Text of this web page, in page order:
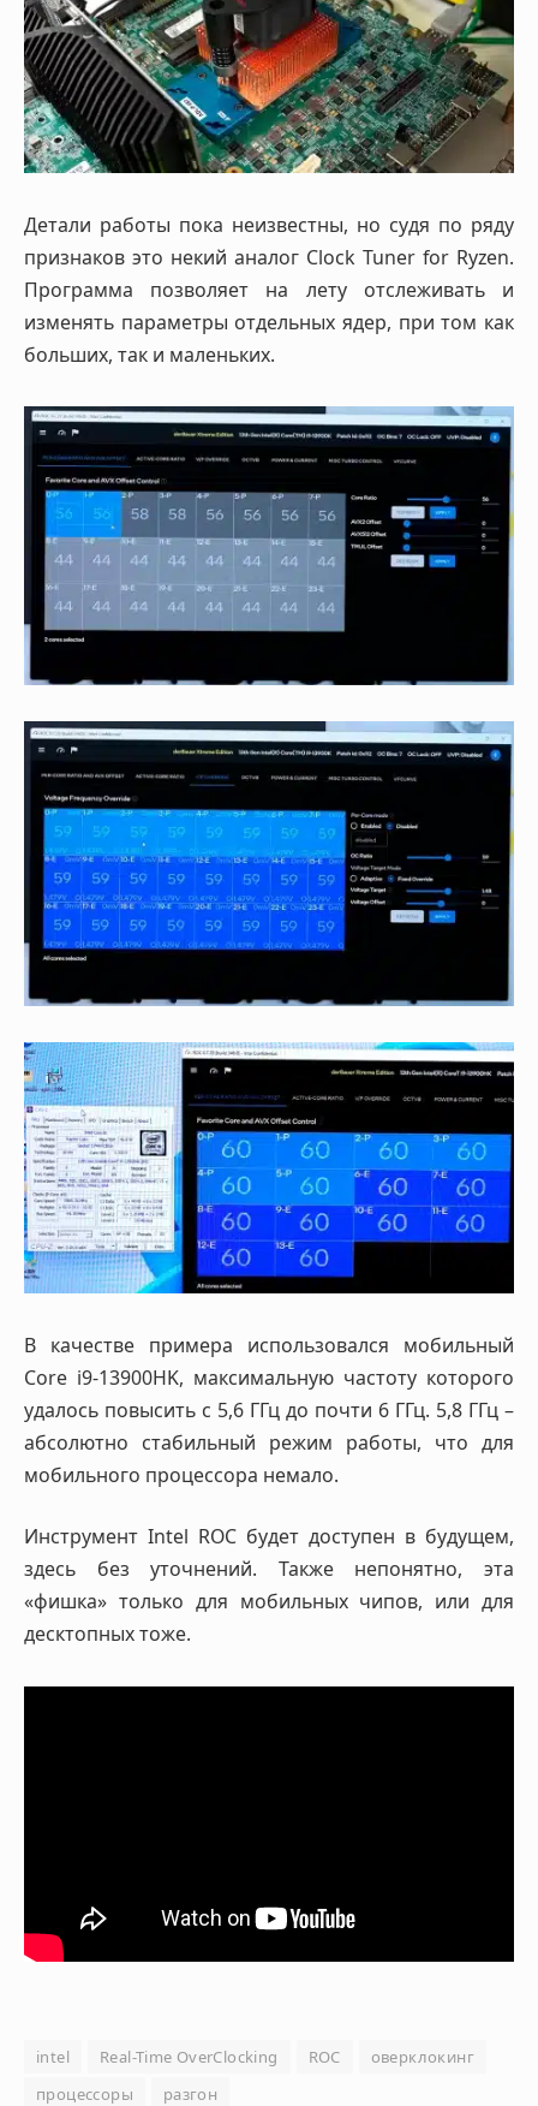
Детали работы пока неизвестны, но судя по ряду
признаков это некий аналог Clock Tuner for Ryzen.
Программа позволяет на лету отслеживать и
изменять параметры отдельных ядер, при том как
больших, так и маленьких.
В качестве примера использовался мобильный
Core i9-13900HK, максимальную частоту которого
удалось повысить с 5,6 ГГц до почти 6 ГГц. 5,8 ГГц –
абсолютно стабильный режим работы, что для
мобильного процессора немало.
Инструмент Intel ROC будет доступен в будущем,
здесь без уточнений. Также непонятно, эта
«фишка» только для мобильных чипов, или для
десктопных тоже.
intel Real-Time OverClocking ROC
оверклокинг
процессоры
разгон